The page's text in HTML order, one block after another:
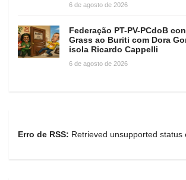
6 de agosto de 2026
Federação PT-PV-PCdoB
Grass ao Buriti com Dora
isola Ricardo Cappelli
6 de agosto de 2026
Erro de RSS: Retrieved unsupported status